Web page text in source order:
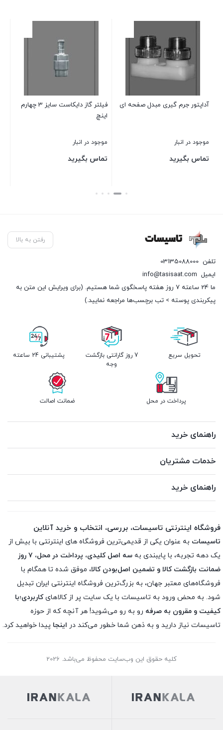
آداپتور جرم گیری مبدل صفحه ای
موجود در انبار
تماس بگیرید
فیلتر گاز دایکاست سایز 3 چهارم
اینچ
موجود در انبار
تماس بگیرید
بستن
رفتن به بالا
تلفن 03135088000
ایمیل info@tasisaat.com
ما 24 ساعته 7 روز هفته پاسخگوی شما هستیم. (برای ویرایش این متن به
پیکربندی پوسته > تب برچسب‌ها مراجعه نمایید.)
تحویل سریع
7 روز گارانتی بازگشت
وجه
پشتیبانی 24 ساعته
پرداخت در محل ضمانت اصالت
راهنمای خرید
خدمات مشتریان
راهنمای خرید
فروشگاه اینترنتی تاسیسات، بررسی، انتخاب و خرید آنلاین
تاسیسات به عنوان یکی از قدیمی‌ترین فروشگاه های اینترنتی با بیش از
یک دهه تجربه، با پایبندی به
سه اصل کلیدی، پرداخت در محل، ۷ روز
ضمانت بازگشت کالا و تضمین اصل‌بودن کالا، موفق شده تا همگام با
فروشگاه‌های معتبر جهان، به بزرگ‌ترین فروشگاه اینترنتی ایران تبدیل
شود. به محض ورود به تاسیسات با یک سایت پر از کالاهایکاربردی؛با
کیفیت و مقرون به صرفه رو به رو می‌شوید! هر آنچه که از حوزه
تاسیسات نیاز دارید و به ذهن شما خطور می‌کند در اینجا پیدا خواهید کرد.
کلیه حقوق این وب‌سایت محفوظ می‌باشد. 2026